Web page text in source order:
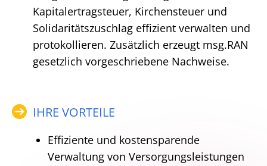
Kapitalertragsteuer, Kirchensteuer und
Solidaritätszuschlag effizient verwalten und
protokollieren. Zusätzlich erzeugt msg.RAN
gesetzlich vorgeschriebene Nachweise.
IHRE VORTEILE
Effiziente und kostensparende
Verwaltung von Versorgungsleistungen